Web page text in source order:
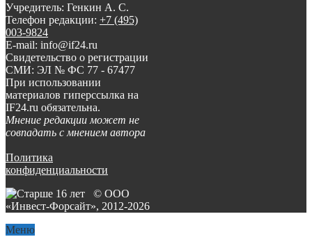
Учредитель: Генкин А. С.
Телефон редакции: +7 (495)
003-9824
E-mail: info@if24.ru
Свидетельство о регистрации
СМИ: ЭЛ № ФС 77 - 67477
При использовании
материалов гиперссылка на
IF24.ru обязательна.
Мнение редакции может не
совпадать с мнением автора
Политика
конфиденциальности
© ООО
«Инвест-Форсайт», 2012-2026
Меню